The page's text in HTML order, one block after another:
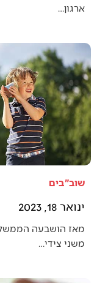
ארגון…
שוב"בים
ינואר 18, 2023
מאז הושבעה
משני צידי…